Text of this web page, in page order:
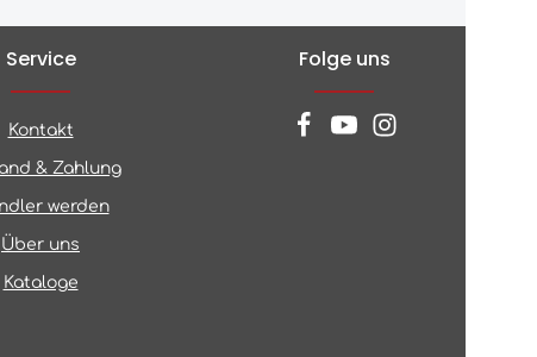
Service
Kontakt
& Zahlung
werden
Über uns
Kataloge
Folge uns